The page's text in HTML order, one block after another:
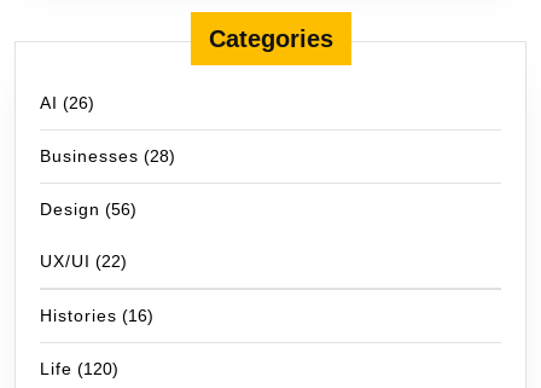
Categories
AI (26)
Businesses (28)
Design (56)
UX/UI (22)
Histories (16)
Life (120)